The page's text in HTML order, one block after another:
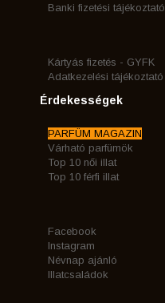
Banki fizetési tájékoztató
Kártyás fizetés - GYFK
Adatkezelési tájékoztató
Érdekességek
PARFÜM MAGAZIN
Várható parfümök
Top 10 női illat
Top 10 férfi illat
Facebook
Instagram
Névnap ajánló
Illatcsaládok